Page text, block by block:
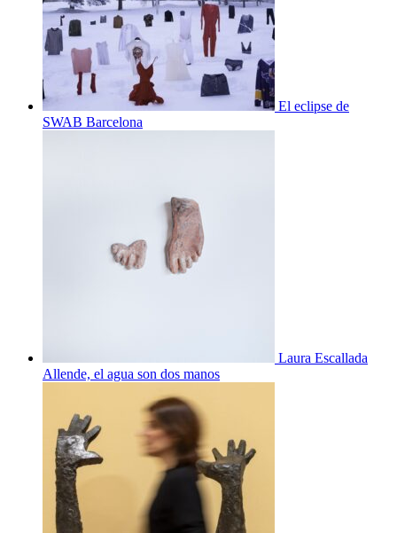
El eclipse de
SWAB Barcelona
Laura Escallada
Allende, el agua son dos manos